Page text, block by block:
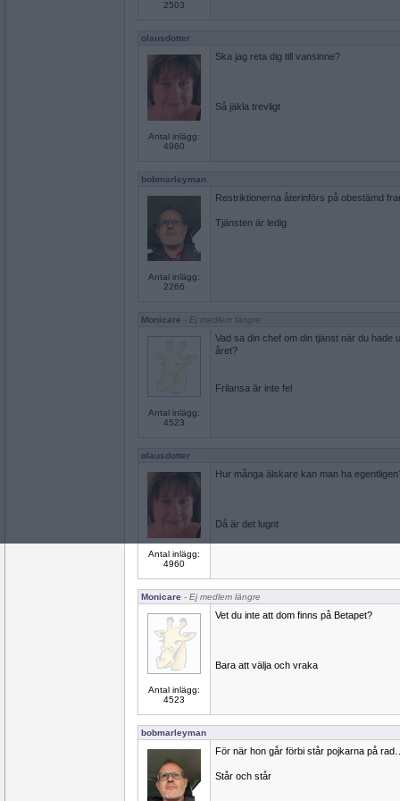
2503
olausdotter
Antal inlägg:
4960
Ska jag reta dig till vansinne?
Så jäkla trevligt
bobmarleyman
Antal inlägg:
2266
Restriktionerna återinförs på obestämd
Tjänsten är ledig
Monicare - Ej medlem längre
Antal inlägg:
4523
Vad sa din chef om din tjänst när du hade
året?
Frilansa är inte fel
olausdotter
Antal inlägg:
4960
Hur många älskare kan man ha
Då är det lugnt
Monicare - Ej medlem längre
Antal inlägg:
4523
Vet du inte att dom finns på Betapet?
Bara att välja och vraka
bobmarleyman
För när hon går förbi står pojkarna på
Står och står